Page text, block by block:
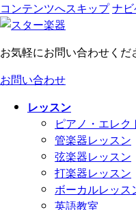
コンテンツへスキップナ
お気軽にお問い合わせくだ
お問い合わせ
レッスン
ピアノ・エレ
管楽器レッスン
弦楽器レッスン
打楽器レッスン
ボーカルレッス
英語教室